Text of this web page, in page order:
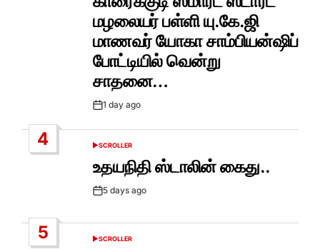
மழலையர் பள்ளி யு.கே.ஜி
மாணவர் யோகா சாம்பியன்ஷிப்
போட்டியில் வென்று
சாதனை…
Post1 day ago
4
POSTED
SCROLLER
உதயநிதி ஸ்டாலின் கைது..
Post5 days ago
5
POSTED
SCROLLER